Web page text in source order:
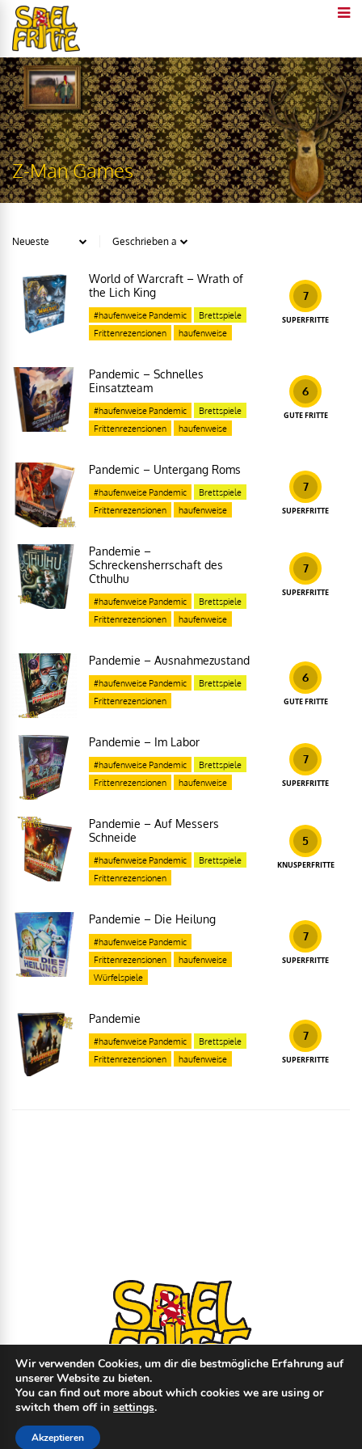
Z-Man Games
7
SUPERFRITTE
World of Warcraft – Wrath of
the Lich King
#haufenweise Pandemic
Brettspiele
Frittenrezensionen
haufenweise
6
GUTE FRITTE
Pandemic – Schnelles
Einsatzteam
#haufenweise Pandemic
Brettspiele
Frittenrezensionen
haufenweise
7
SUPERFRITTE
Pandemic – Untergang Roms
#haufenweise Pandemic
Brettspiele
Frittenrezensionen
haufenweise
7
SUPERFRITTE
Pandemie –
Schreckensherrschaft des
Cthulhu
#haufenweise Pandemic
Brettspiele
Frittenrezensionen
haufenweise
6
GUTE FRITTE
Pandemie – Ausnahmezustand
#haufenweise Pandemic
Brettspiele
Frittenrezensionen
7
SUPERFRITTE
Pandemie – Im Labor
#haufenweise Pandemic
Brettspiele
Frittenrezensionen
haufenweise
5
KNUSPERFRITTE
Pandemie – Auf Messers
Schneide
#haufenweise Pandemic
Brettspiele
Frittenrezensionen
7
SUPERFRITTE
Pandemie – Die Heilung
#haufenweise Pandemic
Frittenrezensionen
haufenweise
Würfelspiele
7
SUPERFRITTE
Pandemie
#haufenweise Pandemic
Brettspiele
Frittenrezensionen
haufenweise
© Copyright 2026- spielfritte.de │
Wir verwenden Cookies, um dir die bestmögliche Erfahrung auf
unserer Website zu bieten.
You can find out more about which cookies we are using or
switch them off in settings.
Akzeptieren